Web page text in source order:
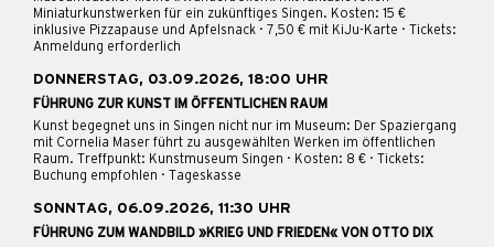
Miniaturkunstwerken für ein zukünftiges Singen. Kosten: 15 €
inklusive Pizzapause und Apfelsnack · 7,50 € mit KiJu-Karte · Tickets:
Anmeldung erforderlich
DONNERSTAG, 03.09.2026, 18:00 UHR
FÜHRUNG ZUR KUNST IM ÖFFENTLICHEN RAUM
Kunst begegnet uns in Singen nicht nur im Museum: Der Spaziergang
mit Cornelia Maser führt zu ausgewählten Werken im öffentlichen
Raum. Treffpunkt: Kunstmuseum Singen · Kosten: 8 € · Tickets:
Buchung empfohlen · Tageskasse
SONNTAG, 06.09.2026, 11:30 UHR
FÜHRUNG ZUM WANDBILD »KRIEG UND FRIEDEN« VON OTTO DIX